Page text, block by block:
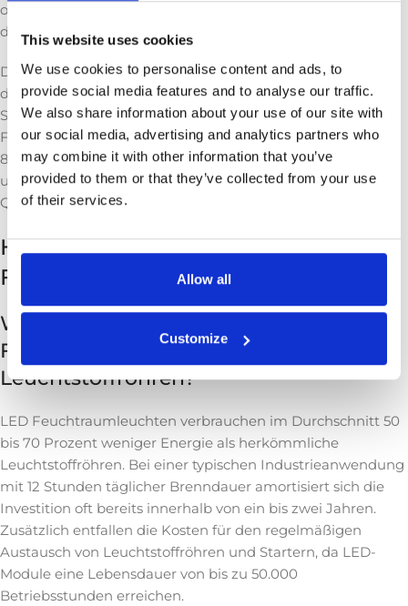
This website uses cookies
We use cookies to personalise content and ads, to
provide social media features and to analyse our traffic.
We also share information about your use of our site with
our social media, advertising and analytics partners who
may combine it with other information that you’ve
provided to them or that they’ve collected from your use
of their services.
Allow all
Customize
oder VDE geprüft sein. Diese Prüfzeichen bestätigen, dass
die Leuchte europäische Sicherheitsstandards erfüllt.
Die photobiologische Sicherheit nach EN 62471 stellt sicher,
dass von der Leuchte keine Gefährdung durch optische
Strahlung ausgeht. Achten Sie zudem auf den
Farbwiedergabeindex (CRI): Ein Wert von mindestens Ra
80 sorgt für natürliche Farbwiedergabe. Entdecken Sie in
unserem Sortimentalle Produkte, die diese strengen
Qualitätsanforderungen erfüllen.
Häufig gestellte Fragen zur LED
Feuchtraumleuchte
Wie viel Energie spart eine LED
Feuchtraumleuchte im Vergleich zu
Leuchtstoffröhren?
LED Feuchtraumleuchten verbrauchen im Durchschnitt 50
bis 70 Prozent weniger Energie als herkömmliche
Leuchtstoffröhren. Bei einer typischen Industrieanwendung
mit 12 Stunden täglicher Brenndauer amortisiert sich die
Investition oft bereits innerhalb von ein bis zwei Jahren.
Zusätzlich entfallen die Kosten für den regelmäßigen
Austausch von Leuchtstoffröhren und Startern, da LED-
Module eine Lebensdauer von bis zu 50.000
Betriebsstunden erreichen.